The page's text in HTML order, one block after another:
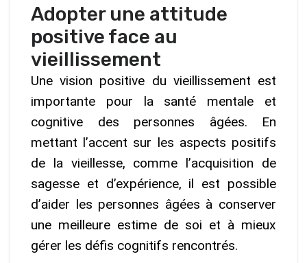
Adopter une attitude
positive face au
vieillissement
Une vision positive du vieillissement est
importante pour la santé mentale et
cognitive des personnes âgées. En
mettant l’accent sur les aspects positifs
de la vieillesse, comme l’acquisition de
sagesse et d’expérience, il est possible
d’aider les personnes âgées à conserver
une meilleure estime de soi et à mieux
gérer les défis cognitifs rencontrés.